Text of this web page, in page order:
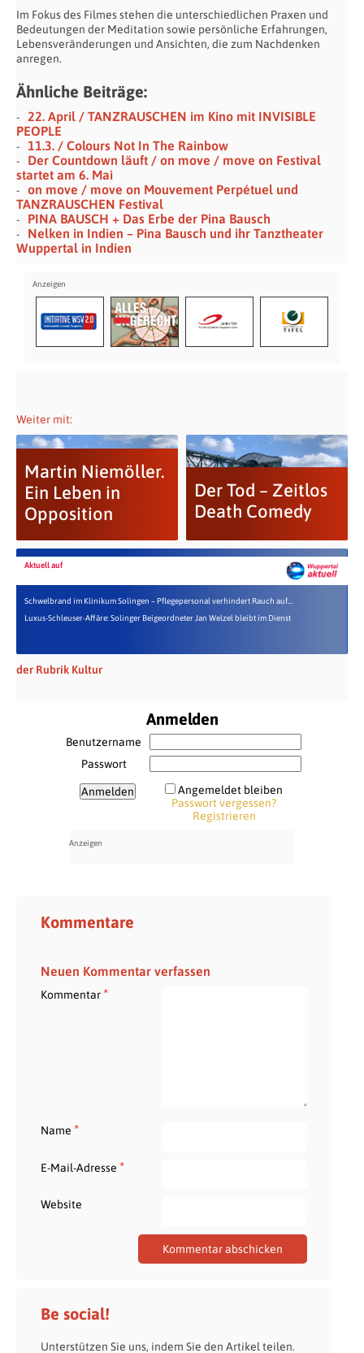
Im Fokus des Filmes stehen die unterschiedlichen Praxen und
Bedeutungen der Meditation sowie persönliche Erfahrungen,
Lebensveränderungen und Ansichten, die zum Nachdenken
anregen.
Ähnliche Beiträge:
22. April / TANZRAUSCHEN im Kino mit INVISIBLE
PEOPLE
11.3. / Colours Not In The Rainbow
Der Countdown läuft / on move / move on Festival
startet am 6. Mai
on move / move on Mouvement Perpétuel und
TANZRAUSCHEN Festival
PINA BAUSCH + Das Erbe der Pina Bausch
Nelken in Indien – Pina Bausch und ihr Tanztheater
Wuppertal in Indien
Weiter mit:
Martin Niemöller.
Ein Leben in
Opposition
Der Tod – Zeitlos
Death Comedy
Aktuell auf
Schwelbrand im Klinikum Solingen – Pflegepersonal verhindert Rauch auf...
Luxus-Schleuser-Affäre: Solinger Beigeordneter Jan Welzel bleibt im Dienst
der Rubrik Kultur
Anmelden
Benutzername
Passwort
Angemeldet bleiben
Passwort vergessen?
Registrieren
Kommentare
Neuen Kommentar verfassen
Kommentar*
Name *
E-Mail-Adresse *
Website
Be social!
Unterstützen Sie uns, indem Sie den Artikel teilen.